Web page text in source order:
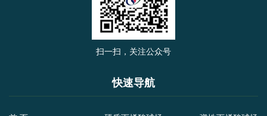
扫一扫，关注公众号
快速导航